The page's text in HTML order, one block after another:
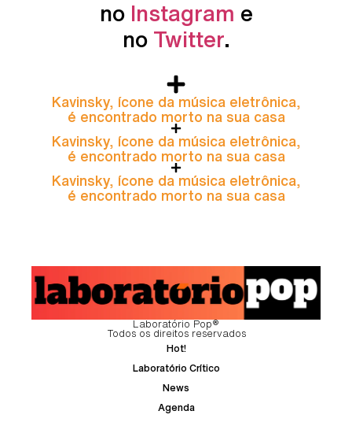
no Instagram e
no Twitter.
Kavinsky, ícone da música eletrônica,
é encontrado morto na sua casa
Kavinsky, ícone da música eletrônica,
é encontrado morto na sua casa
Kavinsky, ícone da música eletrônica,
é encontrado morto na sua casa
Laboratório Pop®
Todos os direitos reservados
Hot!
Laboratório Crítico
News
Agenda